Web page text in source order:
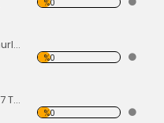
%0
1100-1200 55-65 Çamurluk Sinyali Alt Lastiği Takımı
%0
Far Anahtarı Tp1 58-67 Tp2 68-70 Tp3 64-67
%0